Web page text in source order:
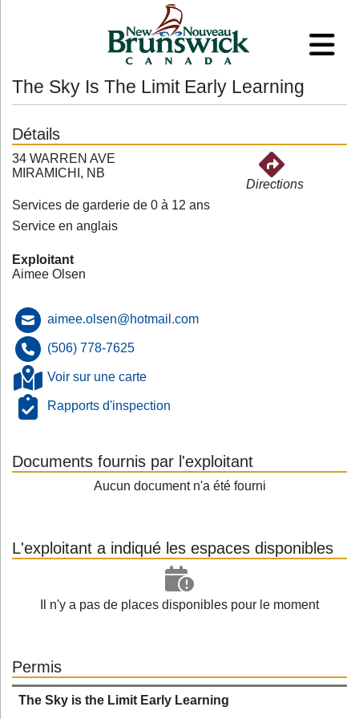
The Sky Is The Limit Early Learning
Détails
34 WARREN AVE
MIRAMICHI, NB
Directions
Services de garderie de 0 à 12 ans
Service en anglais
Exploitant
Aimee Olsen
aimee.olsen@hotmail.com
(506) 778-7625
Voir sur une carte
Rapports d'inspection
Documents fournis par l'exploitant
Aucun document n'a été fourni
L'exploitant a indiqué les espaces disponibles
Il n'y a pas de places disponibles pour le moment
Permis
The Sky is the Limit Early Learning